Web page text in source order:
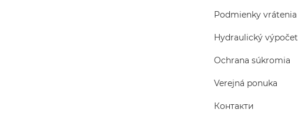
Podmienky vrátenia
Hydraulický výpočet
Ochrana súkromia
Verejná ponuka
Контакти